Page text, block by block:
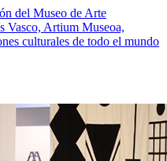
del Museo de Arte
Vasco, Artium Museoa,
culturales de todo el mundo